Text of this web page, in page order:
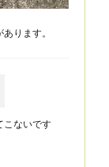
ります。
こないです